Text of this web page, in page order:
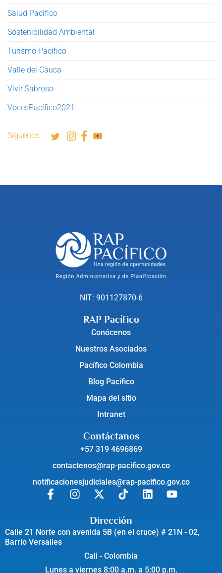
Salud Pacífico
Sostenibilidad Ambiental
Turismo Pacífico
Valle del Cauca
Vivir Sabroso
VocesPacífico2021
Síguenos
NIT: 901127870-6
RAP Pacífico
Conócenos
Nuestros Asociados
Pacífico Colombia
Blog Pacífico
Mapa del sitio
Intranet
Contáctanos
+57 319 4696869
contactenos@rap-pacifico.gov.co
notificacionesjudiciales@rap-pacifico.gov.co
Dirección
Calle 21 Norte con avenida 5B (en el cruce) # 21N - 02,
Barrio Versalles
Cali - Colombia
Lunes a viernes 8:00 a.m. a 5:00 p.m.